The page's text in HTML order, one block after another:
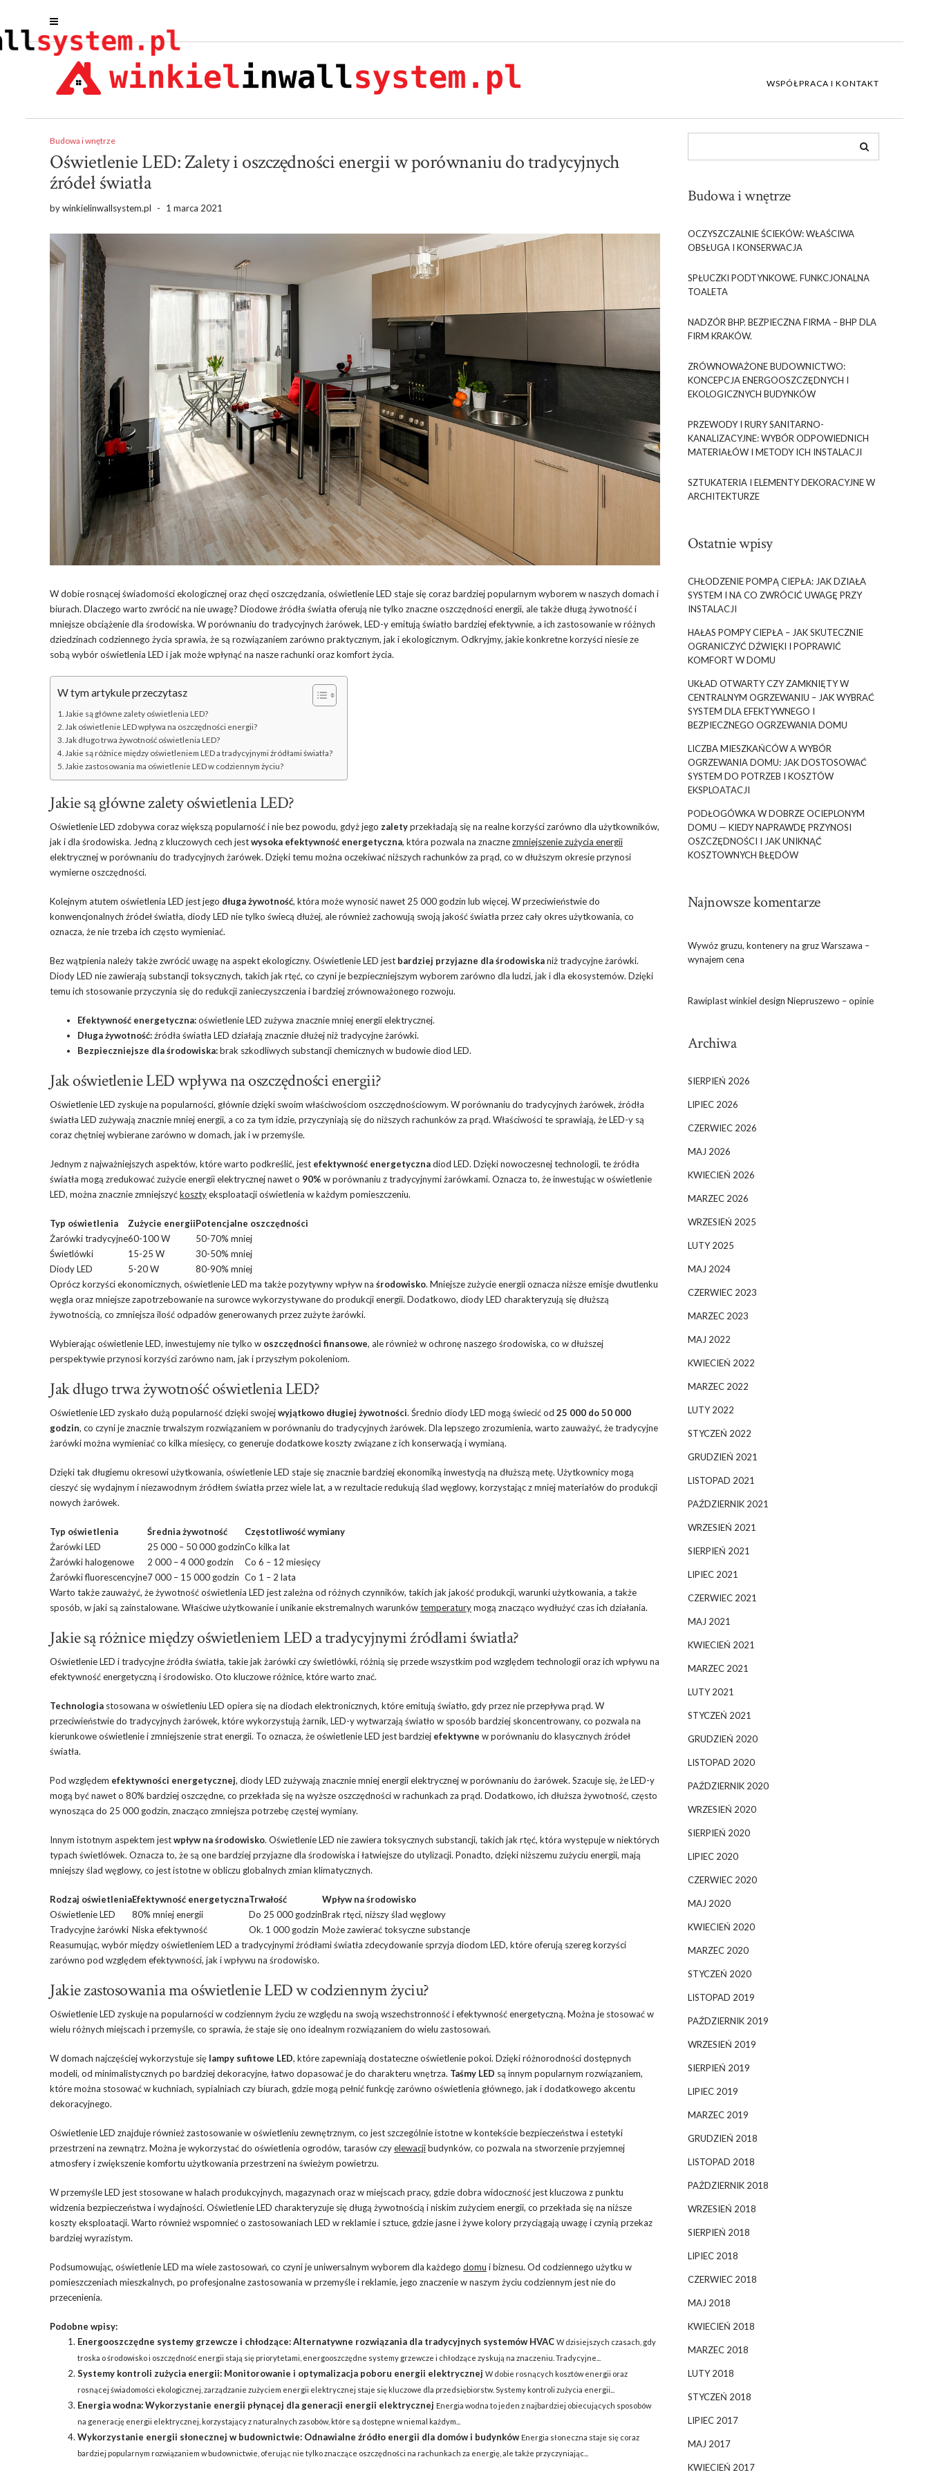
WSPÓŁPRACA I KONTAKT
Budowa i wnętrze
Oświetlenie LED: Zalety i oszczędności energii w porównaniu do tradycyjnych
źródeł światła
bywinkielinwallsystem.pl - 1 marca 2021
W dobie rosnącej świadomości ekologicznej oraz chęci oszczędzania, oświetlenie LED staje się coraz bardziej popularnym wyborem w naszych domach i
biurach. Dlaczego warto zwrócić na nie uwagę? Diodowe źródła światła oferują nie tylko znaczne oszczędności energii, ale także długą żywotność i
mniejsze obciążenie dla środowiska. W porównaniu do tradycyjnych żarówek, LED-y emitują światło bardziej efektywnie, a ich zastosowanie w różnych
dziedzinach codziennego życia sprawia, że są rozwiązaniem zarówno praktycznym, jak i ekologicznym. Odkryjmy, jakie konkretne korzyści niesie ze
sobą wybór oświetlenia LED i jak może wpłynąć na nasze rachunki oraz komfort życia.
W tym artykule przeczytasz
Jakie są główne zalety oświetlenia LED?
Jak oświetlenie LED wpływa na oszczędności energii?
Jak długo trwa żywotność oświetlenia LED?
Jakie są różnice między oświetleniem LED a tradycyjnymi źródłami światła?
Jakie zastosowania ma oświetlenie LED w codziennym życiu?
Jakie są główne zalety oświetlenia LED?
Oświetlenie LED zdobywa coraz większą popularność i nie bez powodu, gdyż jego zaletyprzekładają się na realne korzyści zarówno dla użytkowników,
jak i dla środowiska. Jedną z kluczowych cech jestwysoka efektywność energetyczna, która pozwala na znacznezmniejszenie zużycia energii
elektrycznej w porównaniu do tradycyjnych żarówek. Dzięki temu można oczekiwać niższych rachunków za prąd, co w dłuższym okresie przynosi
wymierne oszczędności.
Kolejnym atutem oświetlenia LED jest jego długa żywotność, która może wynosić nawet 25 000 godzin lub więcej. W przeciwieństwie do
konwencjonalnych źródeł światła, diody LED nie tylko świecą dłużej, ale również zachowują swoją jakość światła przez cały okres użytkowania, co
oznacza, że nie trzeba ich często wymieniać.
Bez wątpienia należy także zwrócić uwagę na aspekt ekologiczny. Oświetlenie LED jest bardziej przyjazne dla środowiskaniż tradycyjne żarówki.
Diody LED nie zawierają substancji toksycznych, takich jak rtęć, co czyni je bezpieczniejszym wyborem zarówno dla ludzi, jak i dla ekosystemów. Dzięki
temu ich stosowanie przyczynia się do redukcji zanieczyszczenia i bardziej zrównoważonego rozwoju.
Efektywność energetyczna:oświetlenie LED zużywa znacznie mniej energii elektrycznej.
Długa żywotność:źródła światła LED działają znacznie dłużej niż tradycyjne żarówki.
Bezpieczniejsze dla środowiska:brak szkodliwych substancji chemicznych w budowie diod LED.
Jak oświetlenie LED wpływa na oszczędności energii?
Oświetlenie LED zyskuje na popularności, głównie dzięki swoim właściwościom oszczędnościowym. W porównaniu do tradycyjnych żarówek, źródła
światła LED zużywają znacznie mniej energii, a co za tym idzie, przyczyniają się do niższych rachunków za prąd. Właściwości te sprawiają, że LED-y są
coraz chętniej wybierane zarówno w domach, jak i w przemyśle.
Jednym z najważniejszych aspektów, które warto podkreślić, jest efektywność energetycznadiod LED. Dzięki nowoczesnej technologii, te źródła
światła mogą zredukować zużycie energii elektrycznej nawet o 90% w porównaniu z tradycyjnymi żarówkami. Oznacza to, że inwestując w oświetlenie
LED, można znacznie zmniejszyćkosztyeksploatacji oświetlenia w każdym pomieszczeniu.
Typ oświetlenia Zużycie energiiPotencjalne oszczędności
Żarówki tradycyjne60-100 W
50-70% mniej
Świetlówki
15-25 W
30-50% mniej
Diody LED
5-20 W
80-90% mniej
Oprócz korzyści ekonomicznych, oświetlenie LED ma także pozytywny wpływ na środowisko. Mniejsze zużycie energii oznacza niższe emisje dwutlenku
węgla oraz mniejsze zapotrzebowanie na surowce wykorzystywane do produkcji energii. Dodatkowo, diody LED charakteryzują się dłuższą
żywotnością, co zmniejsza ilość odpadów generowanych przez zużyte żarówki.
Wybierając oświetlenie LED, inwestujemy nie tylko w oszczędności finansowe, ale również w ochronę naszego środowiska, co w dłuższej
perspektywie przynosi korzyści zarówno nam, jak i przyszłym pokoleniom.
Jak długo trwa żywotność oświetlenia LED?
Oświetlenie LED zyskało dużą popularność dzięki swojejwyjątkowo długiej żywotności. Średnio diody LED mogą świecić od 25 000 do 50 000
godzin, co czyni je znacznie trwalszym rozwiązaniem w porównaniu do tradycyjnych żarówek. Dla lepszego zrozumienia, warto zauważyć, że tradycyjne
żarówki można wymieniać co kilka miesięcy, co generuje dodatkowe koszty związane z ich konserwacją i wymianą.
Dzięki tak długiemu okresowi użytkowania, oświetlenie LED staje się znacznie bardziej ekonomiką inwestycją na dłuższą metę. Użytkownicy mogą
cieszyć się wydajnym i niezawodnym źródłem światła przez wiele lat, a w rezultacie redukują ślad węglowy, korzystając z mniej materiałów do produkcji
nowych żarówek.
Typ oświetlenia Średnia żywotność
Częstotliwość wymiany
Żarówki LED
25 000 – 50 000 godzinCo kilka lat
Żarówki halogenowe
2 000 – 4 000 godzin
Co 6 – 12 miesięcy
Żarówki fluorescencyjne7 000 – 15 000 godzin Co 1 – 2 lata
Warto także zauważyć, że żywotność oświetlenia LED jest zależna od różnych czynników, takich jak jakość produkcji, warunki użytkowania, a także
sposób, w jaki są zainstalowane. Właściwe użytkowanie i unikanie ekstremalnych warunkówtemperaturymogą znacząco wydłużyć czas ich działania.
Jakie są różnice między oświetleniem LED a tradycyjnymi źródłami światła?
Oświetlenie LED i tradycyjne źródła światła, takie jak żarówki czy świetlówki, różnią się przede wszystkim pod względem technologii oraz ich wpływu na
efektywność energetyczną i środowisko. Oto kluczowe różnice, które warto znać.
Technologia stosowana w oświetleniu LED opiera się na diodach elektronicznych, które emitują światło, gdy przez nie przepływa prąd. W
przeciwieństwie do tradycyjnych żarówek, które wykorzystują żarnik, LED-y wytwarzają światło w sposób bardziej skoncentrowany, co pozwala na
kierunkowe oświetlenie i zmniejszenie strat energii. To oznacza, że oświetlenie LED jest bardziej efektywne w porównaniu do klasycznych źródeł
światła.
Pod względem efektywności energetycznej, diody LED zużywają znacznie mniej energii elektrycznej w porównaniu do żarówek. Szacuje się, że LED-y
mogą być nawet o 80% bardziej oszczędne, co przekłada się na wyższe oszczędności w rachunkach za prąd. Dodatkowo, ich dłuższa żywotność, często
wynosząca do 25 000 godzin, znacząco zmniejsza potrzebę częstej wymiany.
Innym istotnym aspektem jestwpływ na środowisko. Oświetlenie LED nie zawiera toksycznych substancji, takich jak rtęć, która występuje w niektórych
typach świetlówek. Oznacza to, że są one bardziej przyjazne dla środowiska i łatwiejsze do utylizacji. Ponadto, dzięki niższemu zużyciu energii, mają
mniejszy ślad węglowy, co jest istotne w obliczu globalnych zmian klimatycznych.
Rodzaj oświetleniaEfektywność energetycznaTrwałość
Wpływ na środowisko
Oświetlenie LED
80% mniej energii Do 25 000 godzinBrak rtęci, niższy ślad węglowy
Tradycyjne żarówki Niska efektywność Ok. 1 000 godzin Może zawierać toksyczne substancje
Reasumując, wybór między oświetleniem LED a tradycyjnymi źródłami światła zdecydowanie sprzyja diodom LED, które oferują szereg korzyści
zarówno pod względem efektywności, jak i wpływu na środowisko.
Jakie zastosowania ma oświetlenie LED w codziennym życiu?
Oświetlenie LED zyskuje na popularności w codziennym życiu ze względu na swoją wszechstronność i efektywność energetyczną. Można je stosować w
wielu różnych miejscach i przemyśle, co sprawia, że staje się ono idealnym rozwiązaniem do wielu zastosowań.
W domach najczęściej wykorzystuje się lampy sufitowe LED, które zapewniają dostateczne oświetlenie pokoi. Dzięki różnorodności dostępnych
modeli, od minimalistycznych po bardziej dekoracyjne, łatwo dopasować je do charakteru wnętrza. Taśmy LED są innym popularnym rozwiązaniem,
które można stosować w kuchniach, sypialniach czy biurach, gdzie mogą pełnić funkcję zarówno oświetlenia głównego, jak i dodatkowego akcentu
dekoracyjnego.
Oświetlenie LED znajduje również zastosowanie w oświetleniu zewnętrznym, co jest szczególnie istotne w kontekście bezpieczeństwa i estetyki
przestrzeni na zewnątrz. Można je wykorzystać do oświetlenia ogrodów, tarasów czyelewacjibudynków, co pozwala na stworzenie przyjemnej
atmosfery i zwiększenie komfortu użytkowania przestrzeni na świeżym powietrzu.
W przemyśle LED jest stosowane w halach produkcyjnych, magazynach oraz w miejscach pracy, gdzie dobra widoczność jest kluczowa z punktu
widzenia bezpieczeństwa i wydajności. Oświetlenie LED charakteryzuje się długą żywotnością i niskim zużyciem energii, co przekłada się na niższe
koszty eksploatacji. Warto również wspomnieć o zastosowaniach LED w reklamie i sztuce, gdzie jasne i żywe kolory przyciągają uwagę i czynią przekaz
bardziej wyrazistym.
Podsumowując, oświetlenie LED ma wiele zastosowań, co czyni je uniwersalnym wyborem dla każdego domu i biznesu. Od codziennego użytku w
pomieszczeniach mieszkalnych, po profesjonalne zastosowania w przemyśle i reklamie, jego znaczenie w naszym życiu codziennym jest nie do
przecenienia.
Podobne wpisy:
Energooszczędne systemy grzewcze i chłodzące: Alternatywne rozwiązania dla tradycyjnych systemów HVAC W dzisiejszych czasach, gdy
troska o środowisko i oszczędność energii stają się priorytetami, energooszczędne systemy grzewcze i chłodzące zyskują na znaczeniu. Tradycyjne...
Systemy kontroli zużycia energii: Monitorowanie i optymalizacja poboru energii elektrycznej W dobie rosnących kosztów energii oraz
rosnącej świadomości ekologicznej, zarządzanie zużyciem energii elektrycznej staje się kluczowe dla przedsiębiorstw. Systemy kontroli zużycia energii...
Energia wodna: Wykorzystanie energii płynącej dla generacji energii elektrycznej Energia wodna to jeden z najbardziej obiecujących sposobów
na generację energii elektrycznej, korzystający z naturalnych zasobów, które są dostępne w niemal każdym...
Wykorzystanie energii słonecznej w budownictwie: Odnawialne źródło energii dla domów i budynków Energia słoneczna staje się coraz
bardziej popularnym rozwiązaniem w budownictwie, oferując nie tylko znaczące oszczędności na rachunkach za energię, ale także przyczyniając...
Budowa i wnętrze
OCZYSZCZALNIE ŚCIEKÓW: WŁAŚCIWA
OBSŁUGA I KONSERWACJA
SPŁUCZKI PODTYNKOWE. FUNKCJONALNA
TOALETA
NADZÓR BHP. BEZPIECZNA FIRMA – BHP DLA
FIRM KRAKÓW.
ZRÓWNOWAŻONE BUDOWNICTWO:
KONCEPCJA ENERGOOSZCZĘDNYCH I
EKOLOGICZNYCH BUDYNKÓW
PRZEWODY I RURY SANITARNO-
KANALIZACYJNE: WYBÓR ODPOWIEDNICH
MATERIAŁÓW I METODY ICH INSTALACJI
SZTUKATERIA I ELEMENTY DEKORACYJNE W
ARCHITEKTURZE
Ostatnie wpisy
CHŁODZENIE POMPĄ CIEPŁA: JAK DZIAŁA
SYSTEM I NA CO ZWRÓCIĆ UWAGĘ PRZY
INSTALACJI
HAŁAS POMPY CIEPŁA – JAK SKUTECZNIE
OGRANICZYĆ DŹWIĘKI I POPRAWIĆ
KOMFORT W DOMU
UKŁAD OTWARTY CZY ZAMKNIĘTY W
CENTRALNYM OGRZEWANIU – JAK WYBRAĆ
SYSTEM DLA EFEKTYWNEGO I
BEZPIECZNEGO OGRZEWANIA DOMU
LICZBA MIESZKAŃCÓW A WYBÓR
OGRZEWANIA DOMU: JAK DOSTOSOWAĆ
SYSTEM DO POTRZEB I KOSZTÓW
EKSPLOATACJI
PODŁOGÓWKA W DOBRZE OCIEPLONYM
DOMU — KIEDY NAPRAWDĘ PRZYNOSI
OSZCZĘDNOŚCI I JAK UNIKNĄĆ
KOSZTOWNYCH BŁĘDÓW
Najnowsze komentarze
Wywóz gruzu, kontenery na gruz Warszawa –
wynajem cena
Rawiplast winkiel design Niepruszewo – opinie
Archiwa
SIERPIEŃ 2026
LIPIEC 2026
CZERWIEC 2026
MAJ 2026
KWIECIEŃ 2026
MARZEC 2026
WRZESIEŃ 2025
LUTY 2025
MAJ 2024
CZERWIEC 2023
MARZEC 2023
MAJ 2022
KWIECIEŃ 2022
MARZEC 2022
LUTY 2022
STYCZEŃ 2022
GRUDZIEŃ 2021
LISTOPAD 2021
PAŹDZIERNIK 2021
WRZESIEŃ 2021
SIERPIEŃ 2021
LIPIEC 2021
CZERWIEC 2021
MAJ 2021
KWIECIEŃ 2021
MARZEC 2021
LUTY 2021
STYCZEŃ 2021
GRUDZIEŃ 2020
LISTOPAD 2020
PAŹDZIERNIK 2020
WRZESIEŃ 2020
SIERPIEŃ 2020
LIPIEC 2020
CZERWIEC 2020
MAJ 2020
KWIECIEŃ 2020
MARZEC 2020
STYCZEŃ 2020
LISTOPAD 2019
PAŹDZIERNIK 2019
WRZESIEŃ 2019
SIERPIEŃ 2019
LIPIEC 2019
MARZEC 2019
GRUDZIEŃ 2018
LISTOPAD 2018
PAŹDZIERNIK 2018
WRZESIEŃ 2018
SIERPIEŃ 2018
LIPIEC 2018
CZERWIEC 2018
MAJ 2018
KWIECIEŃ 2018
MARZEC 2018
LUTY 2018
STYCZEŃ 2018
LIPIEC 2017
MAJ 2017
KWIECIEŃ 2017